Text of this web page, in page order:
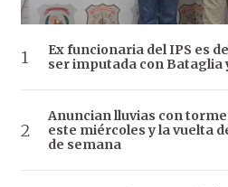
Ex funcionaria del IPS es
ser imputada con Bataglia
Anuncian lluvias con
este miércoles y la vuelta
de semana